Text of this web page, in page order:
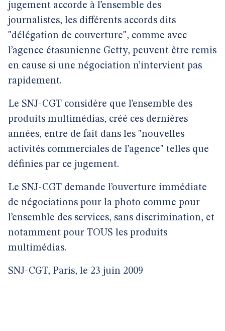
jugement accorde à l’ensemble des
journalistes, les différents accords dits
"délégation de couverture", comme avec
l’agence étasunienne Getty, peuvent être remis
en cause si une négociation n’intervient pas
rapidement.
Le SNJ-CGT considère que l’ensemble des
produits multimédias, créé ces dernières
années, entre de fait dans les "nouvelles
activités commerciales de l’agence" telles que
définies par ce jugement.
Le SNJ-CGT demande l’ouverture immédiate
de négociations pour la photo comme pour
l’ensemble des services, sans discrimination, et
notamment pour TOUS les produits
multimédias.
SNJ-CGT, Paris, le 23 juin 2009